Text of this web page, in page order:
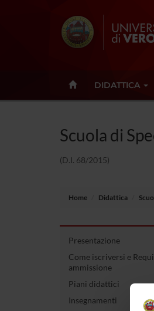
DIDATTICA
Scuola di
(D.I. 68/2015)
Home Didattica
Presentazione
Come iscriversi e
ammissione
Piani didattici
Insegnamenti